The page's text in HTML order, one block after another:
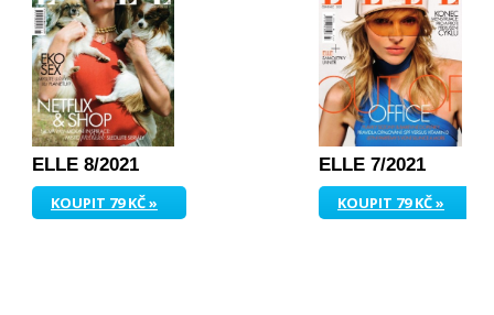
ELLE 8/2021
KOUPIT 79 KČ »
ELLE 7/2021
KOUPIT 79 KČ »